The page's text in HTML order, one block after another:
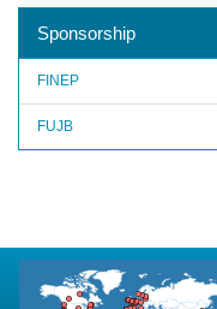
Sponsorship
FINEP
FUJB